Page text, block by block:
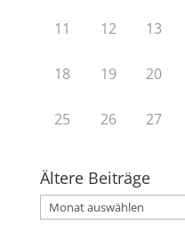
11 12 13
18 19 20
25 26 27
Ältere Beiträge
Ältere
Beiträge